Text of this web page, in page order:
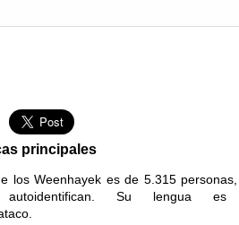
principales
los Weenhayek es de 5.315
Su lengua